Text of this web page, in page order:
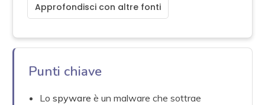
Approfondisci con altre fonti
Punti chiave
Lospyware è un malware che sottrae